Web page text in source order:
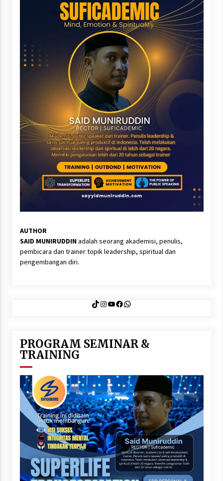
AUTHOR
SAID MUNIRUDDINadalah seorang akademisi, penulis,
pembicara dan trainer topik leadership, spiritual dan
pengembangan diri.
TikTok
Instagram
YouTube
Facebook
WhatsApp
PROGRAM SEMINAR &
TRAINING